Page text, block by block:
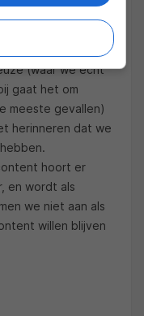
grootste deel van
(waar we echt
gaat het om
meeste gevallen)
herinneren dat we
hoort er
en wordt als
we niet aan als
willen blijven